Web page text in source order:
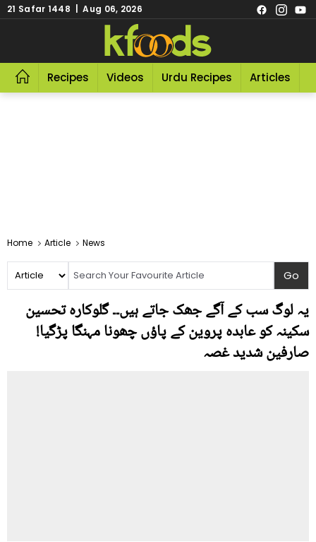
21 Safar 1448 | Aug 06, 2026
Recipes Videos Urdu Recipes Articles
Home Article News
یہ لوگ سب کے آگے جھک جاتے ہیں۔۔ گلوکارہ تحسین
سکینہ کو عابدہ پروین کے پاؤں چھونا مہنگا پڑگیا!
صارفین شدید غصہ